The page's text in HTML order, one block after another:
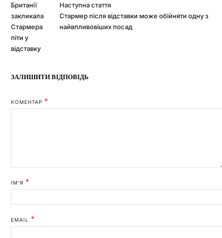
Наступна стаття
Стармер після відставки може обійняти одну з
найвпливовіших посад
ЗАЛИШИТИ ВІДПОВІДЬ
КОМЕНТАР *
ІМ'Я *
EMAIL *